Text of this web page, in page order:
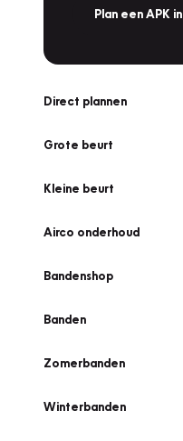
Plan een APK in
Direct plannen
Grote beurt
Kleine beurt
Airco onderhoud
Bandenshop
Banden
Zomerbanden
Winterbanden